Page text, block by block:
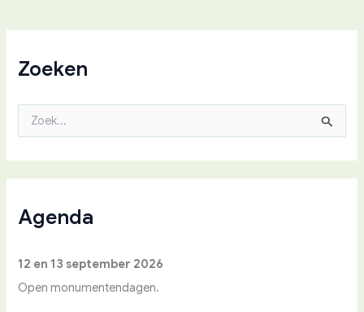
Zoeken
k
n
a
rAgenda
12 en 13 september 2026
Open monumentendagen.